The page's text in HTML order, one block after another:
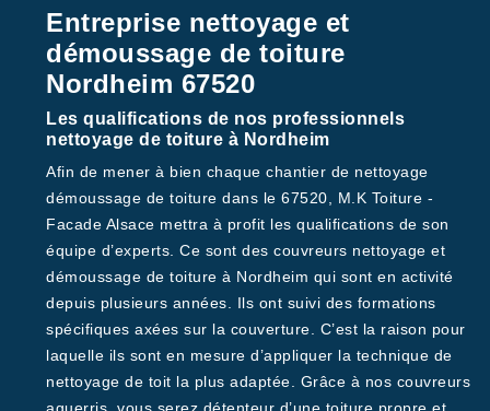
Entreprise nettoyage et
démoussage de toiture
Nordheim 67520
Les qualifications de nos professionnels
nettoyage de toiture à Nordheim
Afin de mener à bien chaque chantier de nettoyage
démoussage de toiture dans le 67520, M.K Toiture -
Facade Alsace mettra à profit les qualifications de son
équipe d’experts. Ce sont des couvreurs nettoyage et
démoussage de toiture à Nordheim qui sont en activité
depuis plusieurs années. Ils ont suivi des formations
spécifiques axées sur la couverture. C’est la raison pour
laquelle ils sont en mesure d’appliquer la technique de
nettoyage de toit la plus adaptée. Grâce à nos couvreurs